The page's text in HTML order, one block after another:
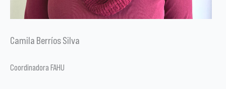
Camila Berríos Silva
Coordinadora FAHU